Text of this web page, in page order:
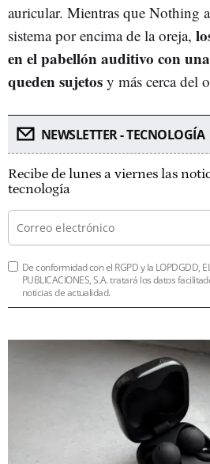
auricular. Mientras que Nothing
sistema por encima de la oreja,
en el pabellón auditivo con
queden sujetos y más cerca del
NEWSLETTER - TECNOLOGÍA
Recibe de lunes a viernes las
tecnología
De conformidad con el RGPD y la LOPDGDD,
PUBLICACIONES, S.A. tratará los datos
noticias de actualidad.